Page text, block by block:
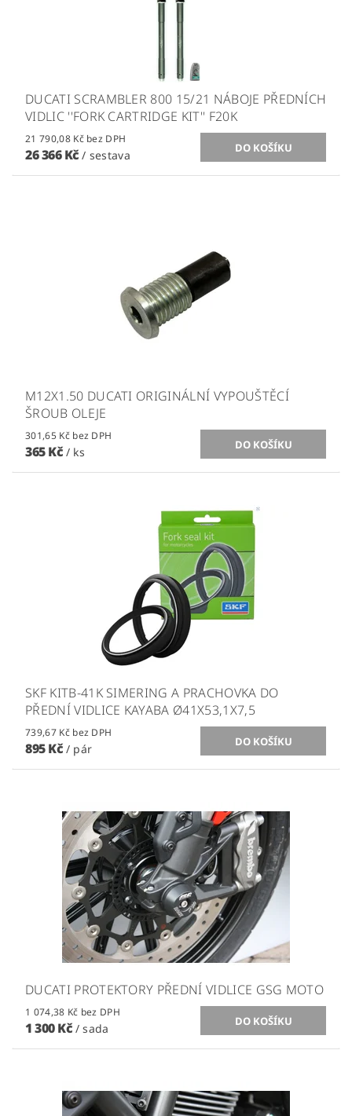
DUCATI SCRAMBLER 800 15/21 NÁBOJE PŘEDNÍCH
VIDLIC ''FORK CARTRIDGE KIT'' F20K
21 790,08 Kč bez DPH
26 366 Kč/ sestava
M12X1.50 DUCATI ORIGINÁLNÍ VYPOUŠTĚCÍ
ŠROUB OLEJE
301,65 Kč bez DPH
365 Kč / ks
SKF KITB-41K SIMERING A PRACHOVKA DO
PŘEDNÍ VIDLICE KAYABA Ø41X53,1X7,5
739,67 Kč bez DPH
895 Kč / pár
DUCATI PROTEKTORY PŘEDNÍ VIDLICE GSG MOTO
1 074,38 Kč bez DPH
1 300 Kč / sada